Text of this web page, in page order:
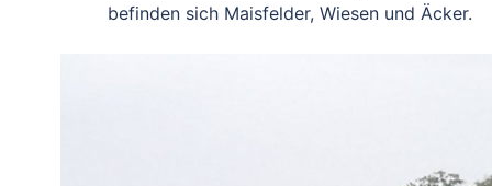
befinden sich Maisfelder, Wiesen und Äcker.